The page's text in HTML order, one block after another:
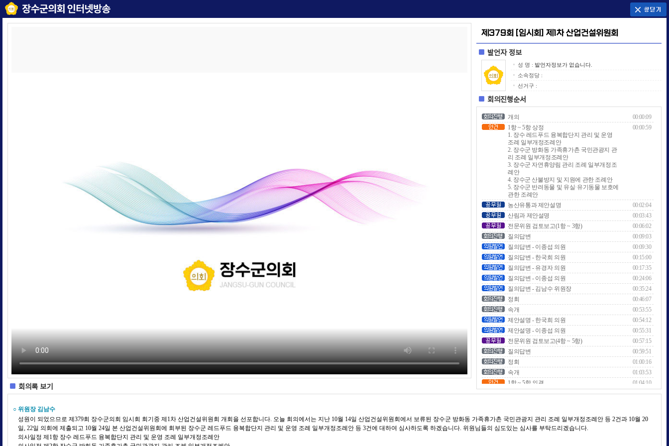
제379회 [임시회] 제1차 산업건설위원회
발언자 정보
성 명 : 발언자정보가 없습니다.
소속정당 :
선거구 :
회의진행순서
개의
00:00:09
1항 ~ 5항 상정
1. 장수 레드푸드 융복합단지 관리 및 운영
조례 일부개정조례안
2. 장수군 방화동 가족휴가촌 국민관광지 관
리 조례 일부개정조례안
3. 장수군 자연휴양림 관리 조례 일부개정조
례안
4. 장수군 산불방지 및 지원에 관한 조례안
5. 장수군 반려동물 및 유실·유기동물 보호에
관한 조례안
00:00:59
농산유통과 제안설명
00:02:04
산림과 제안설명
00:03:43
전문위원 검토보고(1항 ~ 3항)
00:06:02
질의답변
00:09:03
질의답변 - 이종섭 의원
00:09:30
질의답변 - 한국희 의원
00:15:00
질의답변 - 유경자 의원
00:17:35
질의답변 - 이종섭 의원
00:24:06
질의답변 - 김남수 위원장
00:35:24
정회
00:46:07
속개
00:53:55
제안설명 - 한국희 의원
00:54:12
제안설명 - 이종섭 의원
00:55:31
전문위원 검토보고(4항 ~ 5항)
00:57:15
질의답변
00:59:51
정회
01:00:16
속개
01:03:53
1항 ~ 5항 의결
01:04:10
산회
01:08:47
회의록 보기
○ 위원장 김남수
성원이 되었으므로 제379회 장수군의회 임시회 회기중 제1차 산업건설위원회 개회을 선포합니다. 오늘 회의에서는 지난 10월 14일 산업건설위원회에서 보류된 장수군 방화동 가족휴가촌 국민관광지 관리 조례 일부개정조례안 등 2건과 10월 20
일, 22일 의회에 제출되고 10월 24일 본 산업건설위원회에 회부된 장수군 레드푸드 융복합단지 관리 및 운영 조례 일부개정조례안 등 3건에 대하여 심사하도록 하겠습니다. 위원님들의 심도있는 심사를 부탁드리겠습니다.
의사일정 제1항 장수 레드푸드 융복합단지 관리 및 운영 조례 일부개정조례안